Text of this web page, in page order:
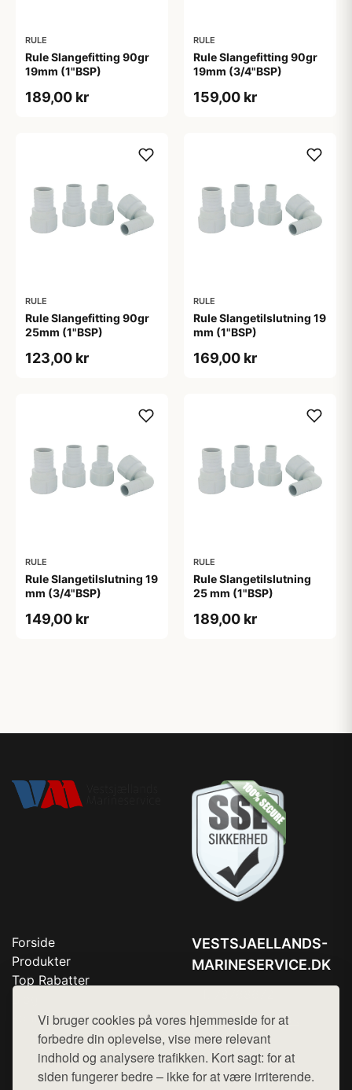
Vi bruger cookies på vores hjemmeside for at
forbedre din oplevelse, vise mere relevant
indhold og analysere trafikken. Kort sagt: for at
siden fungerer bedre – ikke for at være irriterende.
RULE
Rule Slangefitting 90gr
19mm (1"BSP)
189,00 kr
RULE
Rule Slangefitting 90gr
19mm (3/4"BSP)
159,00 kr
RULE
Rule Slangefitting 90gr
25mm (1"BSP)
123,00 kr
RULE
Rule Slangetilslutning 19
mm (1"BSP)
169,00 kr
RULE
Rule Slangetilslutning 19
mm (3/4"BSP)
149,00 kr
RULE
Rule Slangetilslutning
25 mm (1"BSP)
189,00 kr
Forside
Produkter
Top Rabatter
Kontakt
VESTSJAELLANDS-
MARINESERVICE.DK
Mail:hej@want.dk
Cookie- og privatlivspolitik